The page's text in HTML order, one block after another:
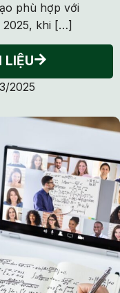
phù hợp với
2025, khi […]
LIỆU
2025